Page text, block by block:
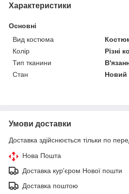
Характеристики
Основні
Вид костюма
Колір
Різні
Тип тканини
Стан
Новий
Умови доставки
Доставка здійснюється тільки по
Нова Пошта
Доставка кур'єром Нової пошти
Доставка поштою